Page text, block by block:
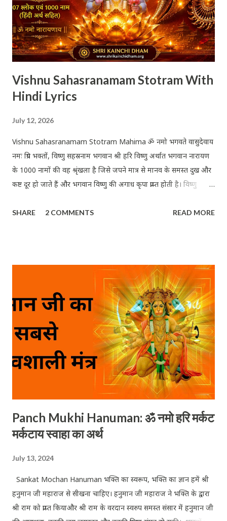
Vishnu Sahasranamam Stotram With
Hindi Lyrics
July 12, 2026
Vishnu Sahasranamam Stotram Mahima ॐ नमो भगवते वासुदेवाय
नमः प्रिय भक्तों, विष्णु सहस्रनाम भगवान श्री हरि विष्णु अर्थात भगवान नारायण
के 1000 नामों की वह श्रृंखला है जिसे जपने मात्र से मानव के समस्त दुख और
कष्ट दूर हो जाते हैं और भगवान विष्णु की अगाध कृपा प्राप्त होती है। विष्णु
और विश्वास अटूट होना चाहिए। भगवान की पूजा करने का एक विधान है कि
श्रद्धा, विश्वास और समर्पण भाव का होना अति आवश्यक है। जिस प्रकार की
मनोस्थिति में होकर आप विष्णु सहस्रनाम का पाठ करेंगे, उसी मनोस्थिति में
भगवान विष्णु आपकी पूजा को स्वीकार करके आपके ऊपर अपनी कृपा प्रदान
करेंगे। भगवान विष्णु के सहस्र नामों का पाठ करने की महिमा अगाध है। श्रीहरि
भगवान विष्णु के 1000 नामों (Vis...
SHARE 2 COMMENTS READ MORE
Panch Mukhi Hanuman: ॐ नमो हरि मर्कट
मर्कटाय स्वाहा का अर्थ
July 13, 2024
Sankat Mochan Hanuman भक्ति का स्वरूप, भक्ति का ज्ञान हमें श्री
हनुमान जी महाराज से सीखना चाहिए। हनुमान जी महाराज ने भक्ति के द्वारा
श्री राम को प्राप्त कियाऔर श्री राम के वरदान स्वरुप समस्त संसार में हनुमान जी